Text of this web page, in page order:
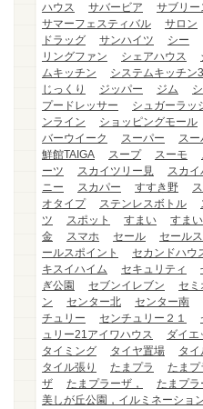
ハウス
サバービア
サブリー
サマーフェスティバル
サロン
ドラッグ
サンハイツ シー
リングファン
シェアハウス
ムキッチン
システムキッチン
じっくり
ジッパー ジム
プードレッサー
シュガーラッ
ンライン
ショッピングモール
バーウイーク
スーパー
スー
鮮館TAIGA
スープ スーモ
ーツ
スカイツリー見
スカイ
ニー
スカパー すすき野
オタイプ
ステンレスボトル
ツ
スポット すまい
すま
金
スマホ セール セールス
ールスポイント
セカンドハウ
キスイハイム
セキュリティ
ぎ公園
セブンイレブン
セミ
ン
センター北 センター南
チュリー
センチュリー２１
ュリー21アイワハウス
ダイエ
タイミング
タイヤ置場
タイ
タイル張り
たまプラ
たまプ
ザ
たまプラーザ，
たまプラ
美しが丘公園，イルミネーショ